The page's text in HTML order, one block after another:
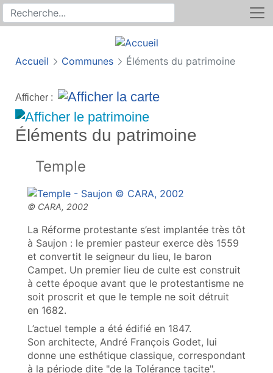
Recherche sur le site
Rechercher
Accueil Communes Éléments du patrimoine
Afficher :
Éléments du patrimoine
Temple
La Réforme protestante s’est implantée très tôt
à Saujon : le premier pasteur exerce dès 1559
et convertit le seigneur du lieu, le baron
Campet. Un premier lieu de culte est construit
à cette époque avant que le protestantisme ne
soit proscrit et que le temple ne soit détruit
en 1682.
L’actuel temple a été édifié en 1847.
Son architecte, André François Godet, lui
donne une esthétique classique, correspondant
à la période dite "de la Tolérance tacite".